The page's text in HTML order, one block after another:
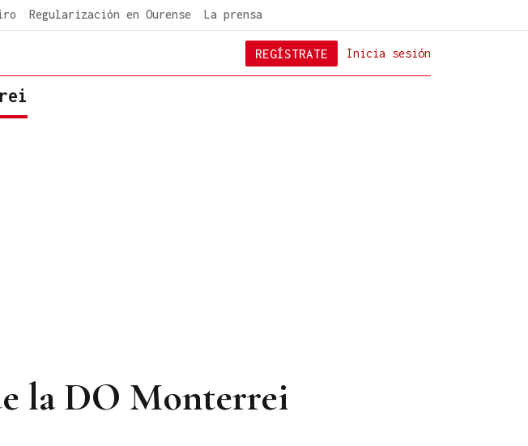
Regularización en Ourense La prensa
Inicia sesión
REGÍSTRATE
la DO Monterrei